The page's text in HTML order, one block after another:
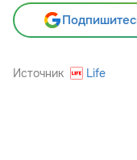
Источник Life